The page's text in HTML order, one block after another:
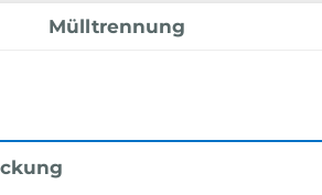
Mülltrennung